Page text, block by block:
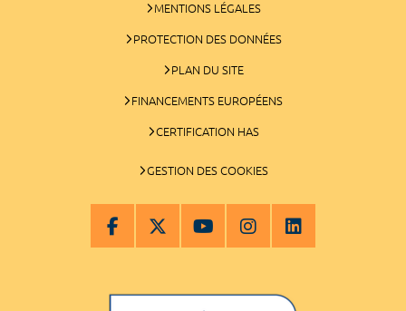
MENTIONS LÉGALES
PROTECTION DES DONNÉES
PLAN DU SITE
FINANCEMENTS EUROPÉENS
CERTIFICATION HAS
GESTION DES COOKIES